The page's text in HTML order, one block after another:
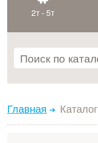
2т - 5т
Главная Каталог